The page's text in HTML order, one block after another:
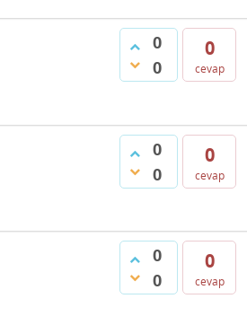
0
0
0
cevap
0
0
0
cevap
0
0
0
cevap